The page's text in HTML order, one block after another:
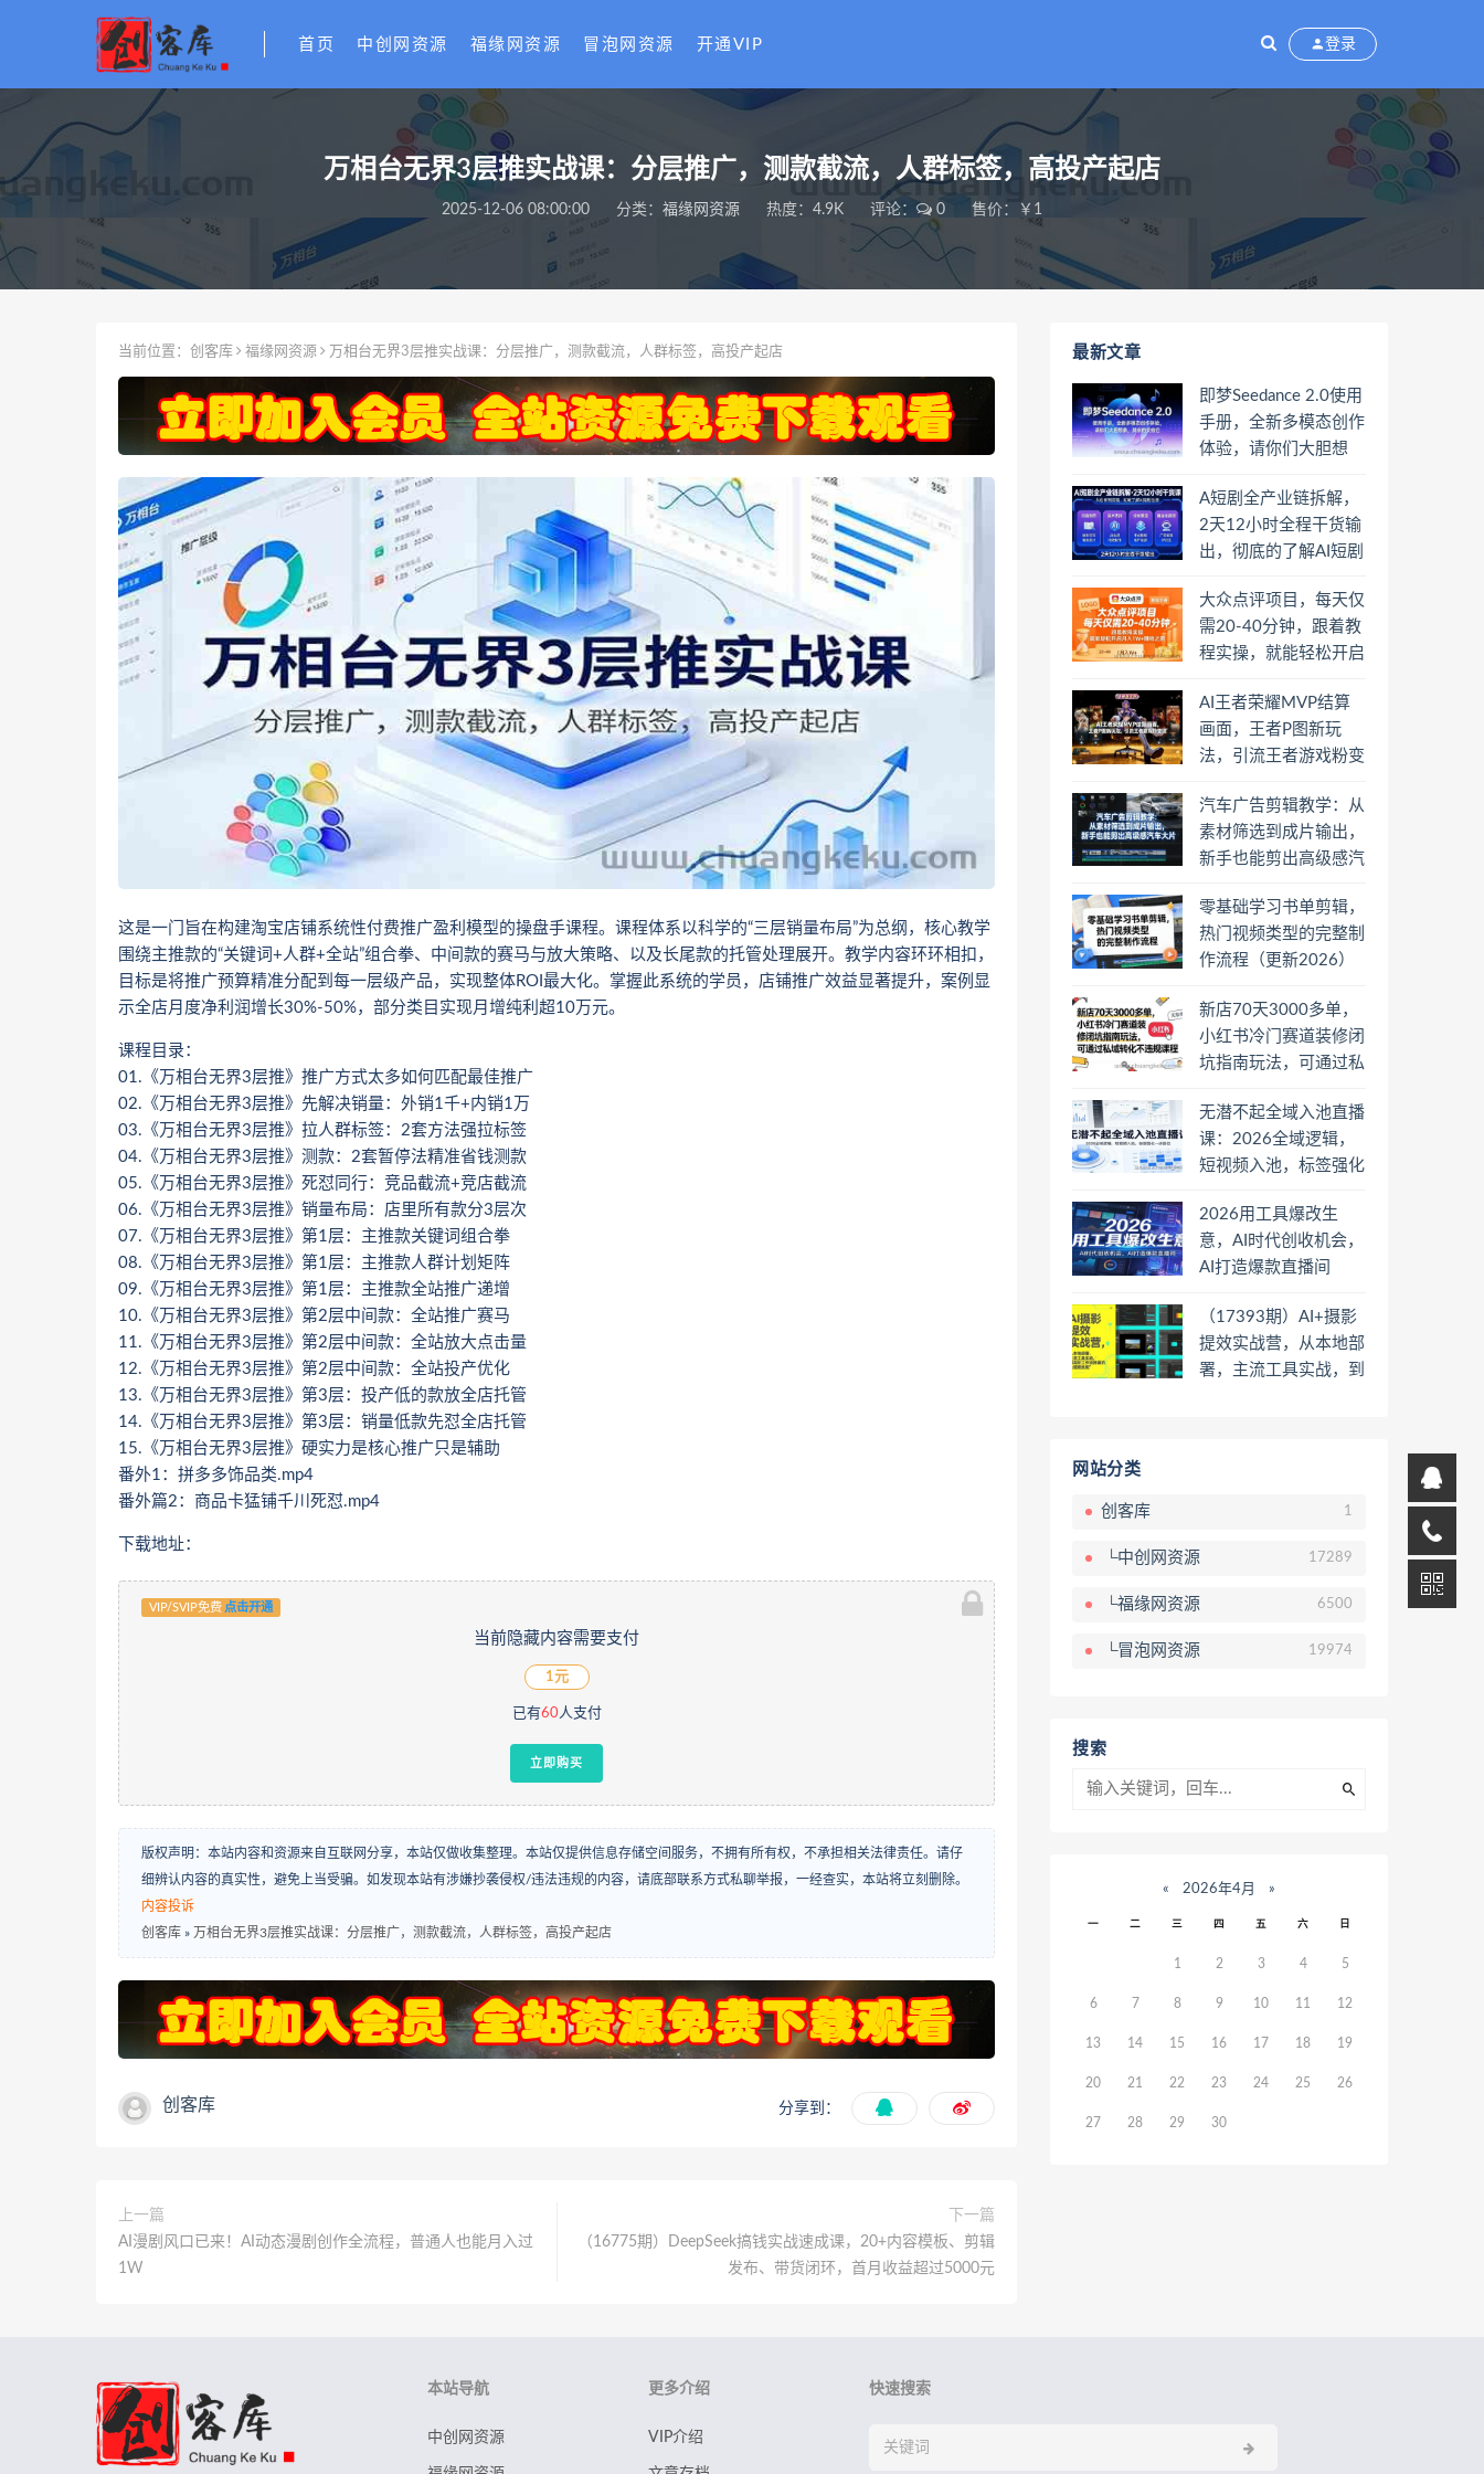
首页 中创网资源 福缘网资源 冒泡网资源 开通VIP 登录
万相台无界3层推实战课：分层推广，测款截流，人群标签，高投产起店
2025-12-06 08:00:00 分类： 福缘网资源 热度：4.9K 评论： 0 售价：￥1
当前位置： 创客库 福缘网资源 万相台无界3层推实战课：分层推广，测款截流，人群标签，高投产起店
这是一门旨在构建淘宝店铺系统性付费推广盈利模型的操盘手课程。课程体系以科学的“三层销量布局”为总纲，核心教学
围绕主推款的“关键词+人群+全站”组合拳、中间款的赛马与放大策略、以及长尾款的托管处理展开。教学内容环环相扣，
目标是将推广预算精准分配到每一层级产品，实现整体ROI最大化。掌握此系统的学员，店铺推广效益显著提升，案例显
示全店月度净利润增长30%-50%，部分类目实现月增纯利超10万元。
课程目录：
01.《万相台无界3层推》推广方式太多如何匹配最佳推广
02.《万相台无界3层推》先解决销量：外销1千+内销1万
03.《万相台无界3层推》拉人群标签：2套方法强拉标签
04.《万相台无界3层推》测款：2套暂停法精准省钱测款
05.《万相台无界3层推》死怼同行：竞品截流+竞店截流
06.《万相台无界3层推》销量布局：店里所有款分3层次
07.《万相台无界3层推》第1层：主推款关键词组合拳
08.《万相台无界3层推》第1层：主推款人群计划矩阵
09.《万相台无界3层推》第1层：主推款全站推广递增
10.《万相台无界3层推》第2层中间款：全站推广赛马
11.《万相台无界3层推》第2层中间款：全站放大点击量
12.《万相台无界3层推》第2层中间款：全站投产优化
13.《万相台无界3层推》第3层：投产低的款放全店托管
14.《万相台无界3层推》第3层：销量低款先怼全店托管
15.《万相台无界3层推》硬实力是核心推广只是辅助
番外1：拼多多饰品类.mp4
番外篇2：商品卡猛铺千川死怼.mp4
下载地址：
VIP/SVIP免费 点击开通
当前隐藏内容需要支付
1元
已有60人支付
立即购买
版权声明：本站内容和资源来自互联网分享，本站仅做收集整理。本站仅提供信息存储空间服务，不拥有所有权，不承担相关法律责任。请仔
细辨认内容的真实性，避免上当受骗。如发现本站有涉嫌抄袭侵权/违法违规的内容，请底部联系方式私聊举报，一经查实，本站将立刻删除。
内容投诉
创客库 » 万相台无界3层推实战课：分层推广，测款截流，人群标签，高投产起店
创客库 分享到：
上一篇
AI漫剧风口已来！AI动态漫剧创作全流程，普通人也能月入过
1W
下一篇
（16775期）DeepSeek搞钱实战速成课，20+内容模板、剪辑
发布、带货闭环，首月收益超过5000元
最新文章
即梦Seedance 2.0使用
手册，全新多模态创作
体验，请你们大胆想
A短剧全产业链拆解，
2天12小时全程干货输
出，彻底的了解AI短剧
大众点评项目，每天仅
需20-40分钟，跟着教
程实操，就能轻松开启
AI王者荣耀MVP结算
画面，王者P图新玩
法，引流王者游戏粉变
汽车广告剪辑教学：从
素材筛选到成片输出，
新手也能剪出高级感汽
零基础学习书单剪辑，
热门视频类型的完整制
作流程（更新2026）
新店70天3000多单，
小红书冷门赛道装修闭
坑指南玩法，可通过私
无潜不起全域入池直播
课：2026全域逻辑，
短视频入池，标签强化
2026用工具爆改生
意，AI时代创收机会，
AI打造爆款直播间
（17393期）AI+摄影
提效实战营，从本地部
署，主流工具实战，到
网站分类
创客库 1
└中创网资源 17289
└福缘网资源 6500
└冒泡网资源 19974
搜索
« 2026年4月 »
一 二 三 四 五 六 日
1 2 3 4 5
6 7 8 9 10 11 12
13 14 15 16 17 18 19
20 21 22 23 24 25 26
27 28 29 30
本站导航
中创网资源
更多介绍
VIP介绍
快速搜索